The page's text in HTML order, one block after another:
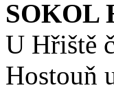
SOKOL
U Hřiště
Hostouň